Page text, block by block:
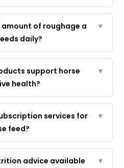
of roughage a
daily?
▼
support horse
health?
▼
services for
feed?
▼
advice available
▼